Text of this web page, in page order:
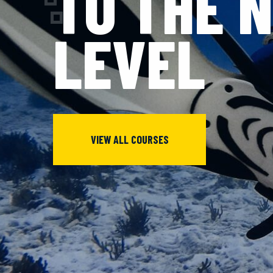
LEVEL
VIEW ALL COURSES